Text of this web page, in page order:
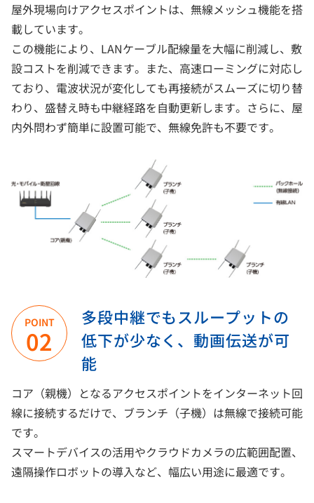
屋外現場向けアクセスポイントは、無線メッシュ機能を搭
載しています。
この機能により、LANケーブル配線量を大幅に削減し、敷
設コストを削減できます。また、高速ローミングに対応し
ており、電波状況が変化しても再接続がスムーズに切り替
わり、盛替え時も中継経路を自動更新します。さらに、屋
内外問わず簡単に設置可能で、無線免許も不要です。
POINT
02
多段中継でもスループットの
低下が少なく、動画伝送が可
能
コア（親機）となるアクセスポイントをインターネット回
線に接続するだけで、ブランチ（子機）は無線で接続可能
です。
スマートデバイスの活用やクラウドカメラの広範囲配置、
遠隔操作ロボットの導入など、幅広い用途に最適です。